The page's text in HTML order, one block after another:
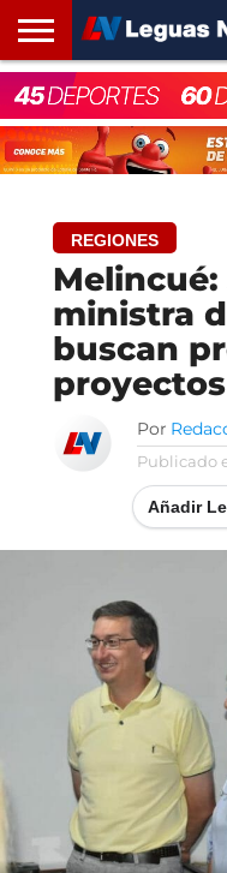
INICIO
SANTA
FE
ROSARIO24
REGIONES
ARGENTINA
OPINIÓN
CONTACTO
REGIONES
ministra
buscan
Por
Publicado
Añadir